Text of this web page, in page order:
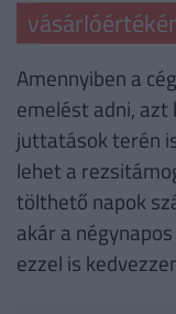
Amennyiben a
emelést adni,
juttatások terén
lehet a
tölthető napok
akár a
ezzel is